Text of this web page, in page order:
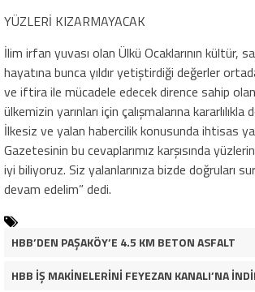
YÜZLERİ KIZARMAYACAK
İlim irfan yuvası olan Ülkü Ocaklarının kültür,
hayatına bunca yıldır yetiştirdiği değerler
ve iftira ile mücadele edecek dirence sahip olan
ülkemizin yarınları için çalışmalarına
İlkesiz ve yalan habercilik konusunda ihtisas
Gazetesinin bu cevaplarımız karşısında
iyi biliyoruz. Siz yalanlarınıza bizde doğruları
devam edelim” dedi.
HBB’DEN PAŞAKÖY’E 4.5 KM BETON ASFALT
HBB İŞ MAKİNELERİNİ FEYEZAN KANALI’NA